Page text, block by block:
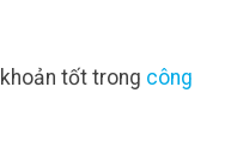
tốt trong công